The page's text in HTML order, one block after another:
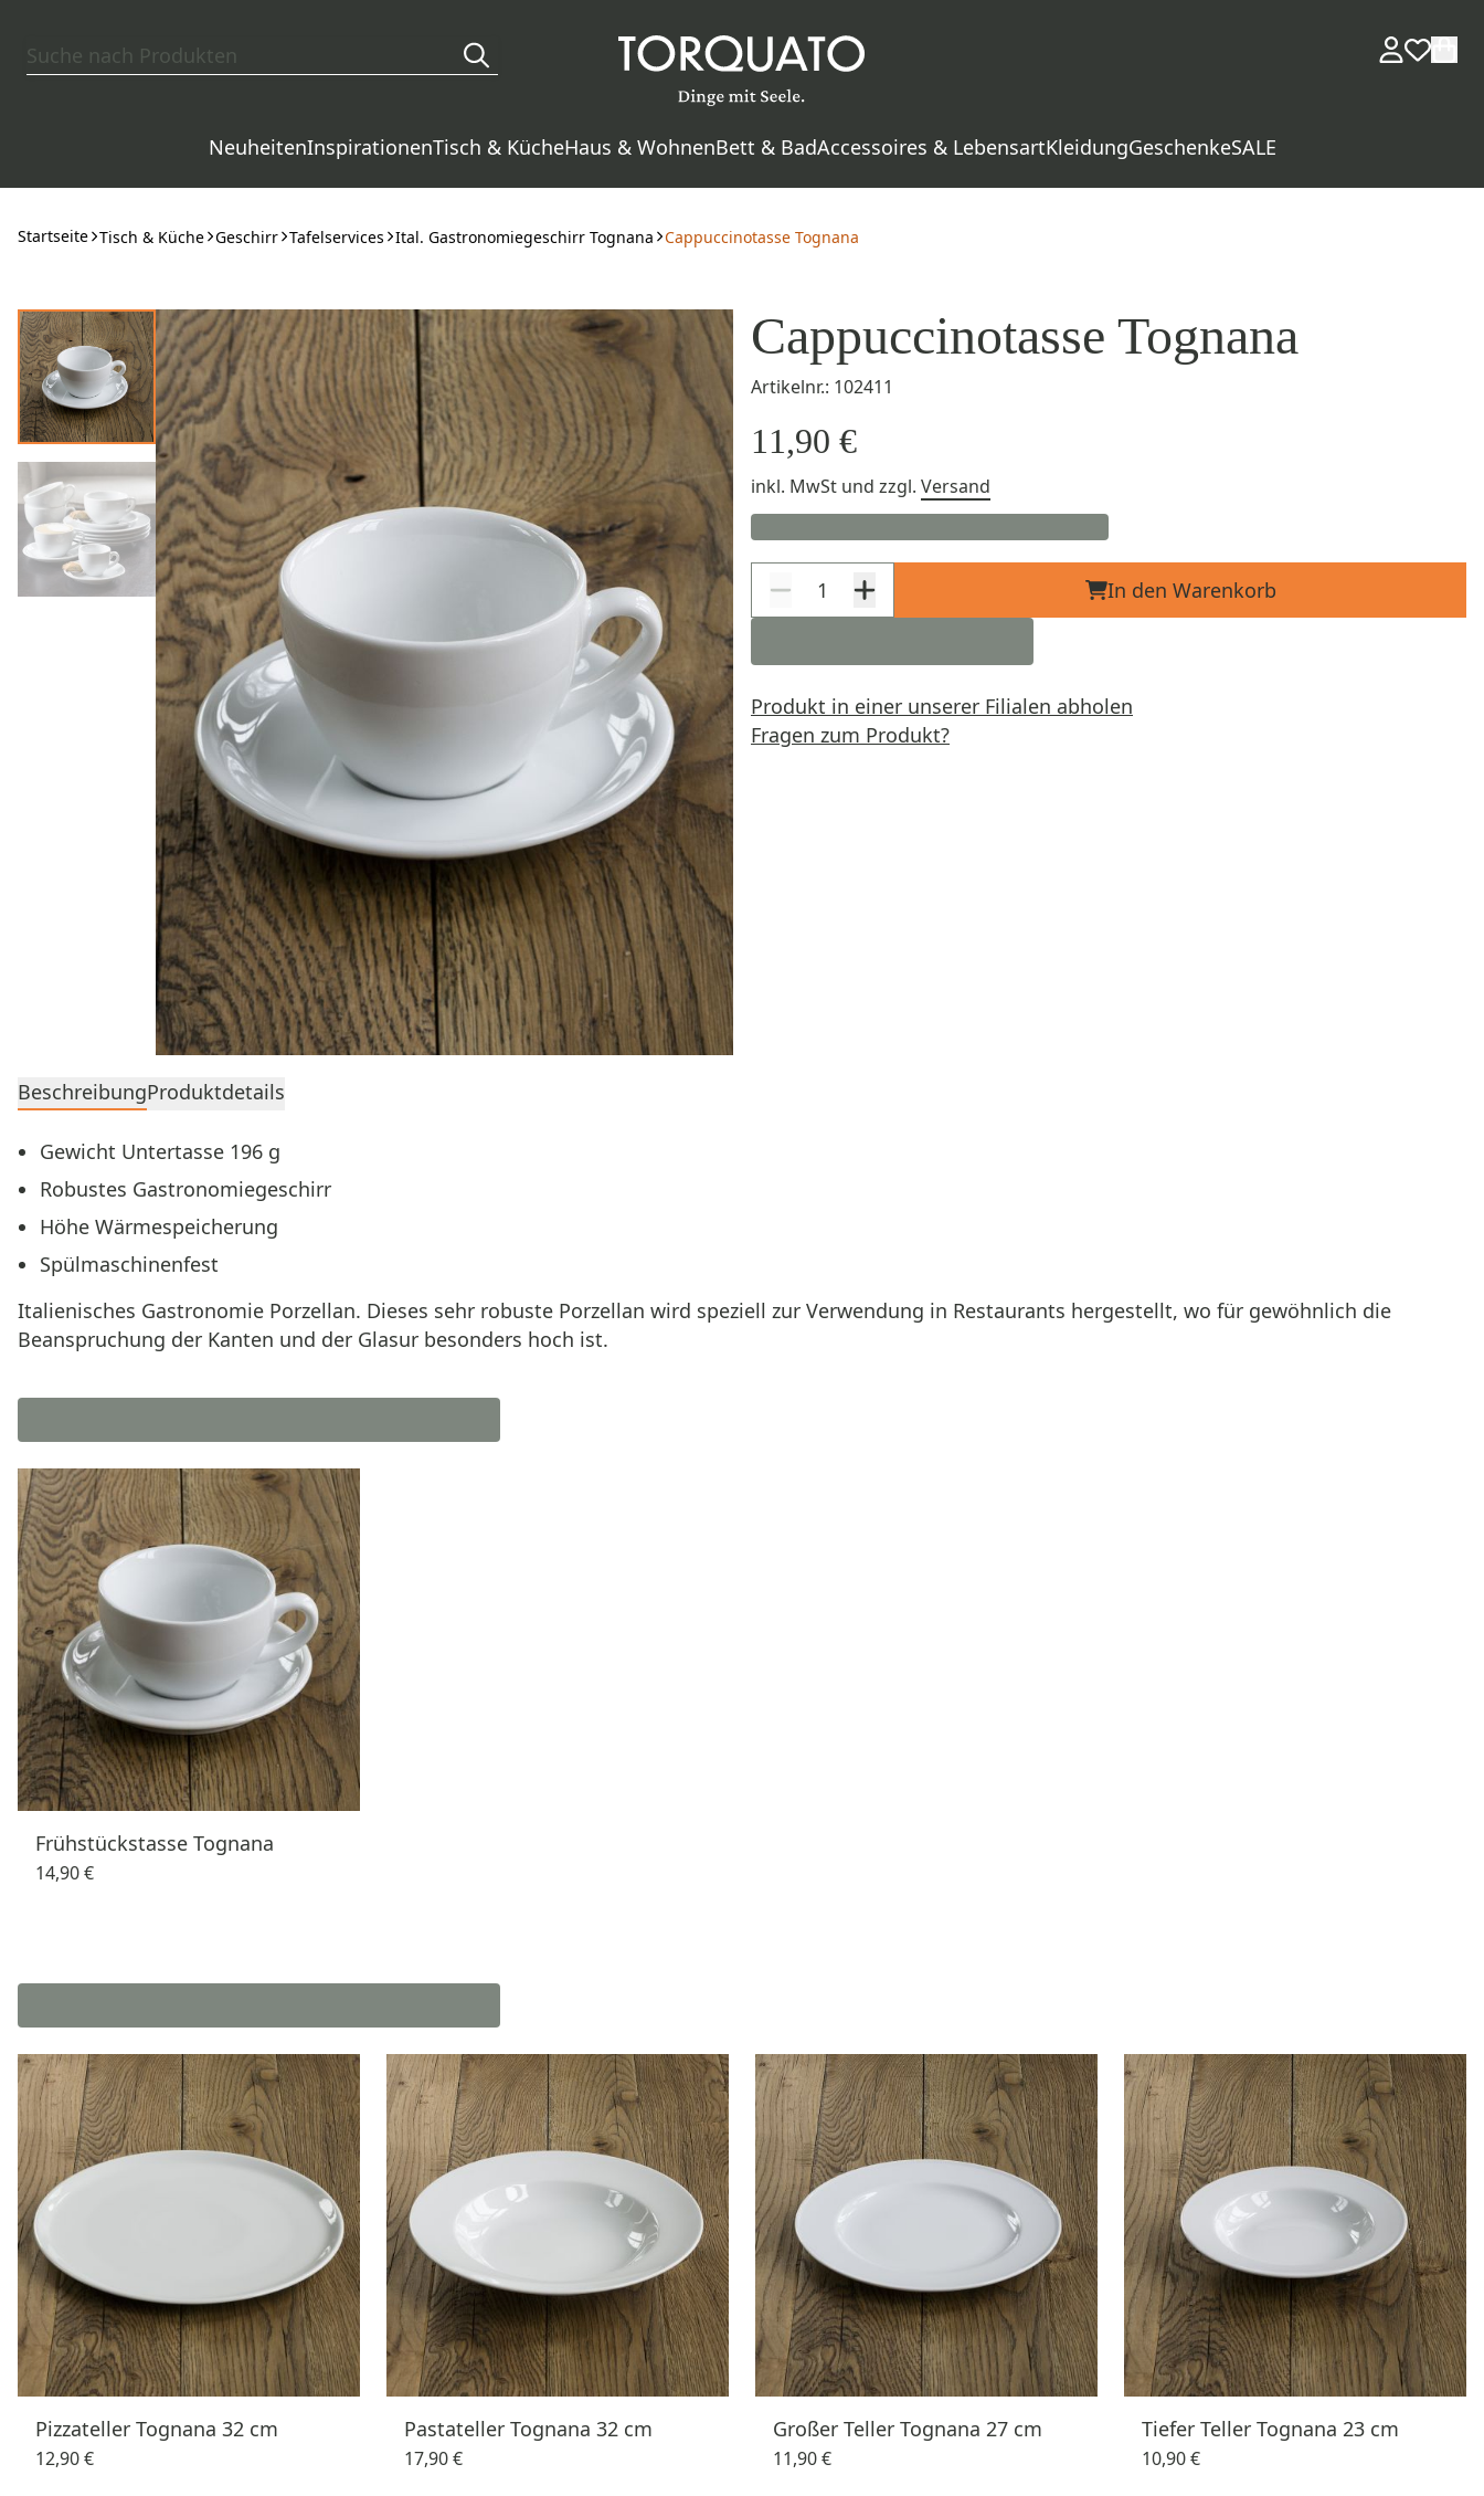
NeuheitenInspirationenTisch & KücheHaus & WohnenBett & BadAccessoires & LebensartKleidungGeschenkeSALE
Startseite Tisch & Küche Geschirr Tafelservices Ital. Gastronomiegeschirr Tognana Cappuccinotasse Tognana
Cappuccinotasse Tognana
Artikelnr.: 102411
11,90 €
inkl. MwSt und zzgl. Versand
In den Warenkorb
Produkt in einer unserer Filialen abholen
Fragen zum Produkt?
BeschreibungProduktdetails
Gewicht Untertasse 196 g
Robustes Gastronomiegeschirr
Höhe Wärmespeicherung
Spülmaschinenfest
Italienisches Gastronomie Porzellan. Dieses sehr robuste Porzellan wird speziell zur Verwendung in Restaurants hergestellt, wo für gewöhnlich die
Beanspruchung der Kanten und der Glasur besonders hoch ist.
Frühstückstasse Tognana
14,90 €
Pizzateller Tognana 32 cm
12,90 €
Pastateller Tognana 32 cm
17,90 €
Großer Teller Tognana 27 cm
11,90 €
Tiefer Teller Tognana 23 cm
10,90 €